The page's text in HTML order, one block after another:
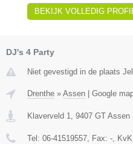
BEKIJK VOLLEDIG
DJ's 4 Party
Niet gevestigd in de plaats
Drenthe » Assen Google
Klaverveld 1, 9407 GT Assen
Tel: 06-41519557, Fax: -,